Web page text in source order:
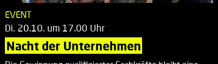
EVENT
Di. 20.10. um 17.00 Uhr
Nacht der Unternehmen